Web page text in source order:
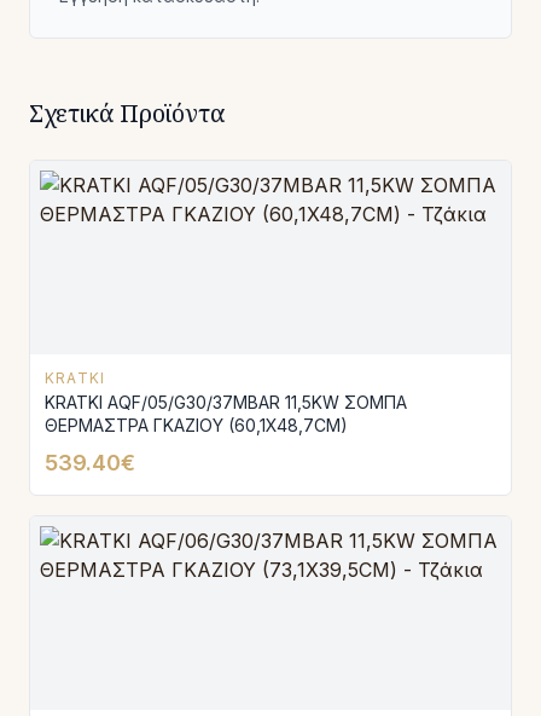
Σχετικά Προϊόντα
KRATKI
KRATKI AQF/05/G30/37MBAR 11,5KW ΣΟΜΠΑ
ΘΕΡΜΑΣΤΡΑ ΓΚΑΖΙΟΥ (60,1X48,7CM)
539.40€